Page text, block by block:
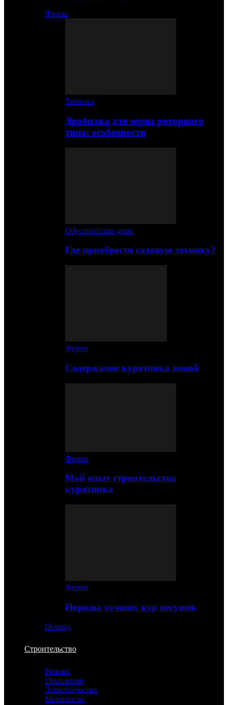
Ферма
Техника
Дробилка для зерна роторного
типа: особенности
Обустройство дома
Где приобрести садовую технику?
Ферма
Содержание курятника зимой
Ферма
Мой опыт строительства
курятника
Ферма
Породы лучших кур несушек
Огород
Строительство
Ремонт
Отопление
Электричество
Материалы